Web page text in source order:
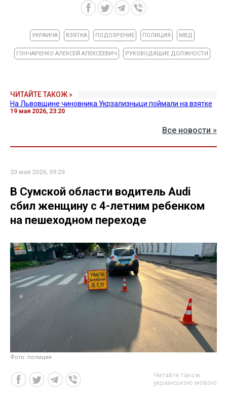
УКРАИНА ВЗЯТКА ПОДОЗРЕНИЕ ПОЛИЦИЯ МВД
ГОНЧАРЕНКО АЛЕКСЕЙ АЛЕКСЕЕВИЧ РУКОВОДЯЩИЕ ДОЛЖНОСТИ
ЧИТАЙТЕ ТАКОЖ »
На Львовщине чиновника Укрзализныци поймали на взятке
19 мая 2026, 23:20
Все новости »
20 мая 2026, 09:29
В Сумской области водитель Audi
сбил женщину с 4-летним ребенком
на пешеходном переходе
Фото: полиция
Читайте також
українською мовою